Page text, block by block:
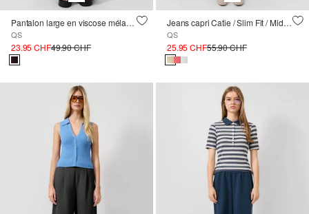
Pantalon large en viscose mélangée avec taille élastique
QS
23.95 CHF49.90 CHF
Jeans capri Catie / Slim Fit / Mid Rise
QS
25.95 CHF55.90 CHF